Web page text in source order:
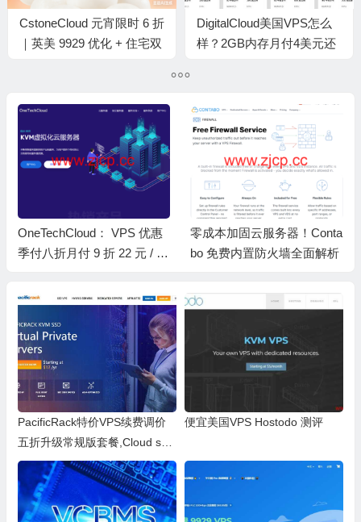
CstoneCloud 元宵限时 6 折
｜英美 9929 优化 + 住宅双
DigitalCloud美国VPS怎么
样？2GB内存月付4美元还
OneTechCloud： VPS 优惠
季付八折月付 9 折 22 元 / 月
香港 CN2/CMI 英国双 ISP
零成本加固云服务器！Conta
bo 免费内置防火墙全面解析
PacificRack特价VPS续费调价
五折升级常规版套餐,Cloud ser
ver续费仍然$2.5/月起 测
便宜美国VPS Hostodo 测评